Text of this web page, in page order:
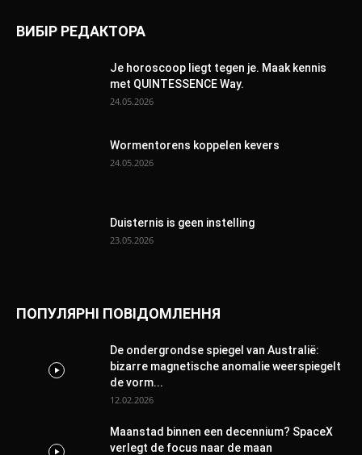
ВИБІР РЕДАКТОРА
Je horoscoop liegt tegen je. Maak kennis
met QUINTESSENCE Way.
24.05.2026
Wormentorens koppelen kevers
24.05.2026
Duisternis is geen instelling
23.05.2026
ПОПУЛЯРНІ ПОВІДОМЛЕННЯ
De ondergrondse spiegel van Australië:
bizarre magnetische anomalie weerspiegelt
de vorm...
12.02.2026
Maanstad binnen een decennium? SpaceX
verlegt de focus naar de maan